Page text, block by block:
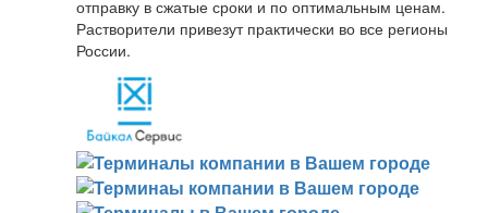
отправку в сжатые сроки и по оптимальным ценам.
Растворители привезут практически во все регионы
России.